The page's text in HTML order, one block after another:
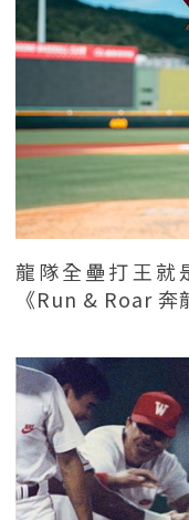
龍隊全壘打王就
《Run & Roar 奔